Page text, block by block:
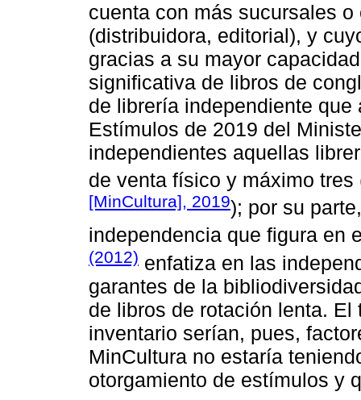
cuenta con más sucursales
(distribuidora, editorial), y
gracias a su mayor
significativa de libros de
de librería independiente
Estímulos de 2019 del
independientes aquellas
de venta físico y máximo tres
[MinCultura], 2019); por su
independencia que figura en
(2012) enfatiza en las
garantes de la
de libros de rotación lenta.
inventario serían, pues,
MinCultura no estaría
otorgamiento de estímulos y